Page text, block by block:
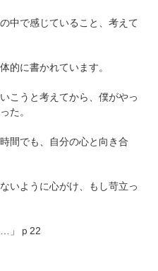
中で感じていること、考えて
的に書かれています。
こうと考えてから、僕がやっ
た。
間でも、自分の心と向き合
いように心がけ、もし苛立っ
…」ｐ22